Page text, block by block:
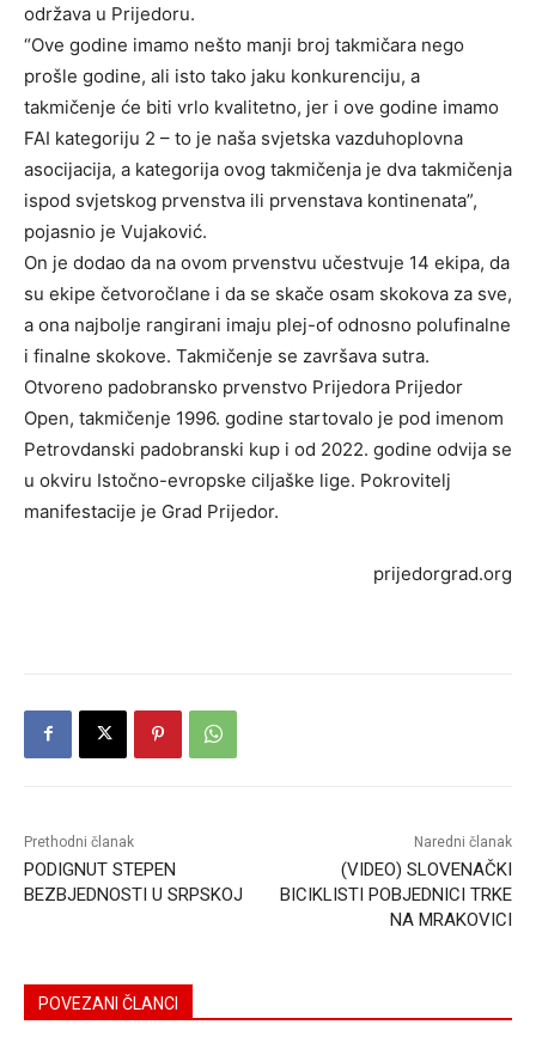
održava u Prijedoru.
“Ove godine imamo nešto manji broj takmičara nego
prošle godine, ali isto tako jaku konkurenciju, a
takmičenje će biti vrlo kvalitetno, jer i ove godine imamo
FAI kategoriju 2 – to je naša svjetska vazduhoplovna
asocijacija, a kategorija ovog takmičenja je dva takmičenja
ispod svjetskog prvenstva ili prvenstava kontinenata”,
pojasnio je Vujaković.
On je dodao da na ovom prvenstvu učestvuje 14 ekipa, da
su ekipe četvoročlane i da se skače osam skokova za sve,
a ona najbolje rangirani imaju plej-of odnosno polufinalne
i finalne skokove. Takmičenje se završava sutra.
Otvoreno padobransko prvenstvo Prijedora Prijedor
Open, takmičenje 1996. godine startovalo je pod imenom
Petrovdanski padobranski kup i od 2022. godine odvija se
u okviru Istočno-evropske ciljaške lige. Pokrovitelj
manifestacije je Grad Prijedor.
prijedorgrad.org
Prethodni članak
PODIGNUT STEPEN
BEZBJEDNOSTI U SRPSKOJ
Naredni članak
(VIDEO) SLOVENAČKI
BICIKLISTI POBJEDNICI TRKE
NA MRAKOVICI
POVEZANI ČLANCI